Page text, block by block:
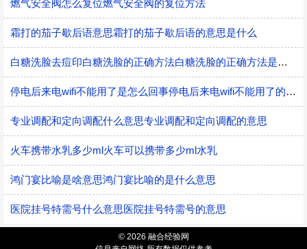
燃气安全阀怎么复位燃气安全阀的复位方法
霜打的茄子歇后语意思霜打的茄子歇后语的意思是什么
白糖洗脸去痘印白糖洗脸的正确方法白糖洗脸的正确方法是什么
停电后来电wifi不能用了是怎么回事停电后来电wifi不能用了的原因
专业调配和定向调配什么意思专业调配和定向调配的意思
火车携带水乳多少ml火车可以携带多少ml水乳
鸿门宴比喻是啥意思鸿门宴比喻的是什么意思
医院挂号特需号什么意思医院挂号特需号的意思
© 2026 融合经验网